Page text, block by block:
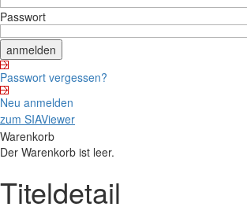
Passwort
Passwort vergessen?
Neu anmelden
zum SIAViewer
Warenkorb
Der Warenkorb ist leer.
Titeldetail